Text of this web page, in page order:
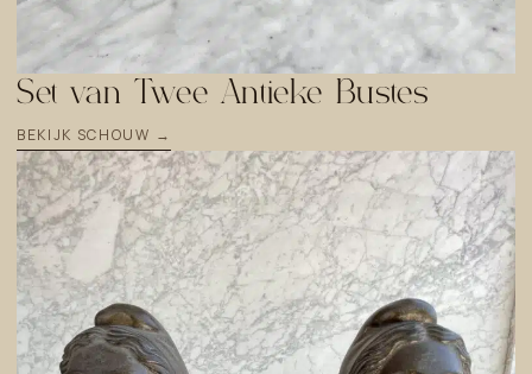
Set van Twee Antieke Bustes
BEKIJK SCHOUW →